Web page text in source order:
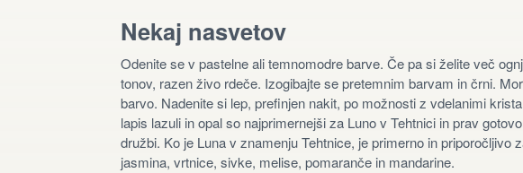
Nekaj nasvetov
Odenite se v pastelne ali temnomodre barve. Če pa si želite več
tonov, razen živo rdeče. Izogibajte se pretemnim barvam in črni.
barvo. Nadenite si lep, prefinjen nakit, po možnosti z vdelanimi
lapis lazuli in opal so najprimernejši za Luno v Tehtnici in prav
družbi. Ko je Luna v znamenju Tehtnice, je primerno in priporočljivo
jasmina, vrtnice, sivke, melise, pomaranče in mandarine.